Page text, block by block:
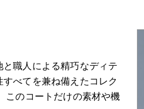
職人による精巧なディテ
べてを兼ね備えたコレク
このコートだけの素材や機